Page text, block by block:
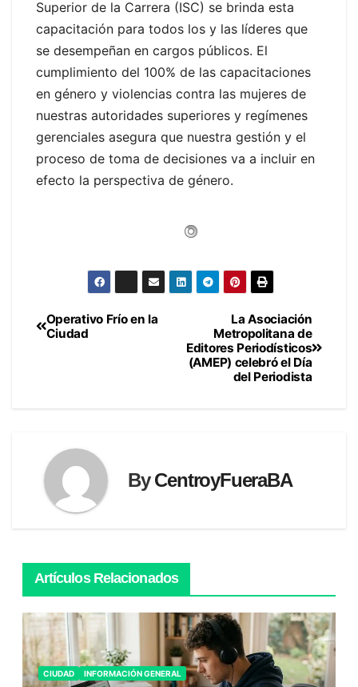
Superior de la Carrera (ISC) se brinda esta
capacitación para todos los y las líderes que
se desempeñan en cargos públicos. El
cumplimiento del 100% de las capacitaciones
en género y violencias contra las mujeres de
nuestras autoridades superiores y regímenes
gerenciales asegura que nuestra gestión y el
proceso de toma de decisiones va a incluir en
efecto la perspectiva de género.
Navegación
La Asociación
Metropolitana de
Editores Periodísticos
(AMEP) celebró el Día
del Periodista
Operativo Frío en la
Ciudad
ByCentroyFueraBA
Artículos Relacionados
CIUDAD INFORMACIÓN GENERAL